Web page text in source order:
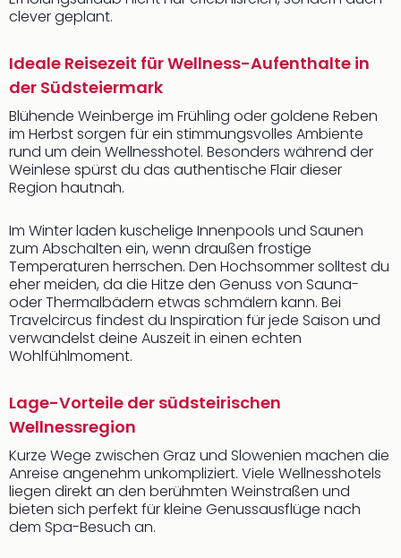
clever geplant.
Ideale Reisezeit für Wellness-Aufenthalte in
der Südsteiermark
Blühende Weinberge im Frühling oder goldene Reben
im Herbst sorgen für ein stimmungsvolles Ambiente
rund um dein Wellnesshotel. Besonders während der
Weinlese spürst du das authentische Flair dieser
Region hautnah.
Im Winter laden kuschelige Innenpools und Saunen
zum Abschalten ein, wenn draußen frostige
Temperaturen herrschen. Den Hochsommer solltest du
eher meiden, da die Hitze den Genuss von Sauna-
oder Thermalbädern etwas schmälern kann. Bei
Travelcircus findest du Inspiration für jede Saison und
verwandelst deine Auszeit in einen echten
Wohlfühlmoment.
Lage-Vorteile der südsteirischen
Wellnessregion
Kurze Wege zwischen Graz und Slowenien machen die
Anreise angenehm unkompliziert. Viele Wellnesshotels
liegen direkt an den berühmten Weinstraßen und
bieten sich perfekt für kleine Genussausflüge nach
dem Spa-Besuch an.